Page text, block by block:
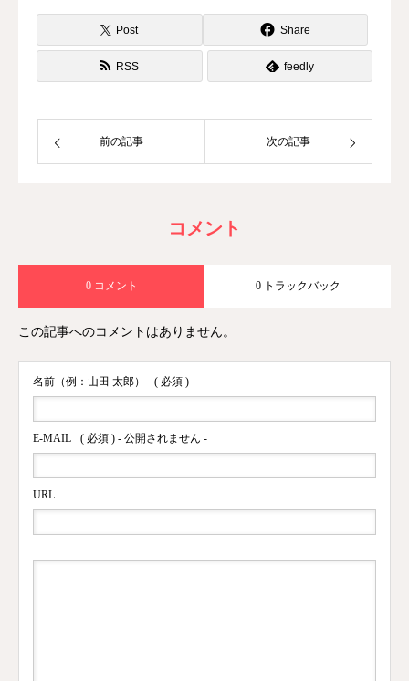
Post Share
RSS feedly
前の記事 次の記事
コメント
0 コメント 0 トラックバック
この記事へのコメントはありません。
名前（例：山田 太郎） ( 必須 )
E-MAIL ( 必須 ) - 公開されません -
URL